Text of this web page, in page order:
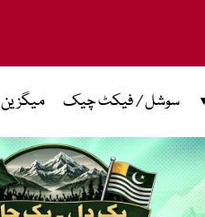
سوشل / فیکٹ چیک میگزین